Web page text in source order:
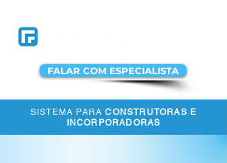
FALAR COM ESPECIALISTA
ACESSAR A
SISTEMA PARACONSTRUTORAS E
INCORPORADORAS